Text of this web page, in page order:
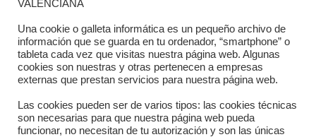
Directorio departamentos
Horario
Formulario de contacto
VALENCIANA
Una cookie o galleta informática es un pequeño archivo de
información que se guarda en tu ordenador, “smartphone” o
tableta cada vez que visitas nuestra página web. Algunas
cookies son nuestras y otras pertenecen a empresas
externas que prestan servicios para nuestra página web.
Las cookies pueden ser de varios tipos: las cookies técnicas
son necesarias para que nuestra página web pueda
funcionar, no necesitan de tu autorización y son las únicas